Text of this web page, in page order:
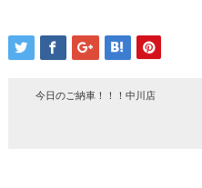
今日のご納車！！！中川店